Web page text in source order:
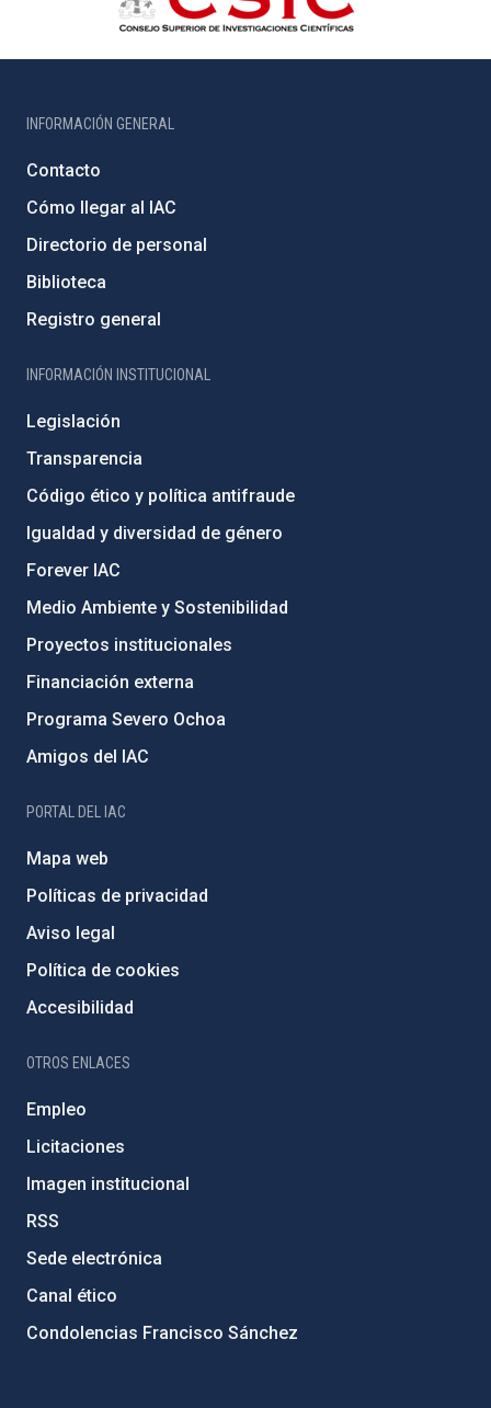
INFORMACIÓN GENERAL
Contacto
Cómo llegar al IAC
Directorio de personal
Biblioteca
Registro general
INFORMACIÓN INSTITUCIONAL
Legislación
Transparencia
Código ético y política antifraude
Igualdad y diversidad de género
Forever IAC
Medio Ambiente y Sostenibilidad
Proyectos institucionales
Financiación externa
Programa Severo Ochoa
Amigos del IAC
PORTAL DEL IAC
Mapa web
Políticas de privacidad
Aviso legal
Política de cookies
Accesibilidad
OTROS ENLACES
Empleo
Licitaciones
Imagen institucional
RSS
Sede electrónica
Canal ético
Condolencias Francisco Sánchez